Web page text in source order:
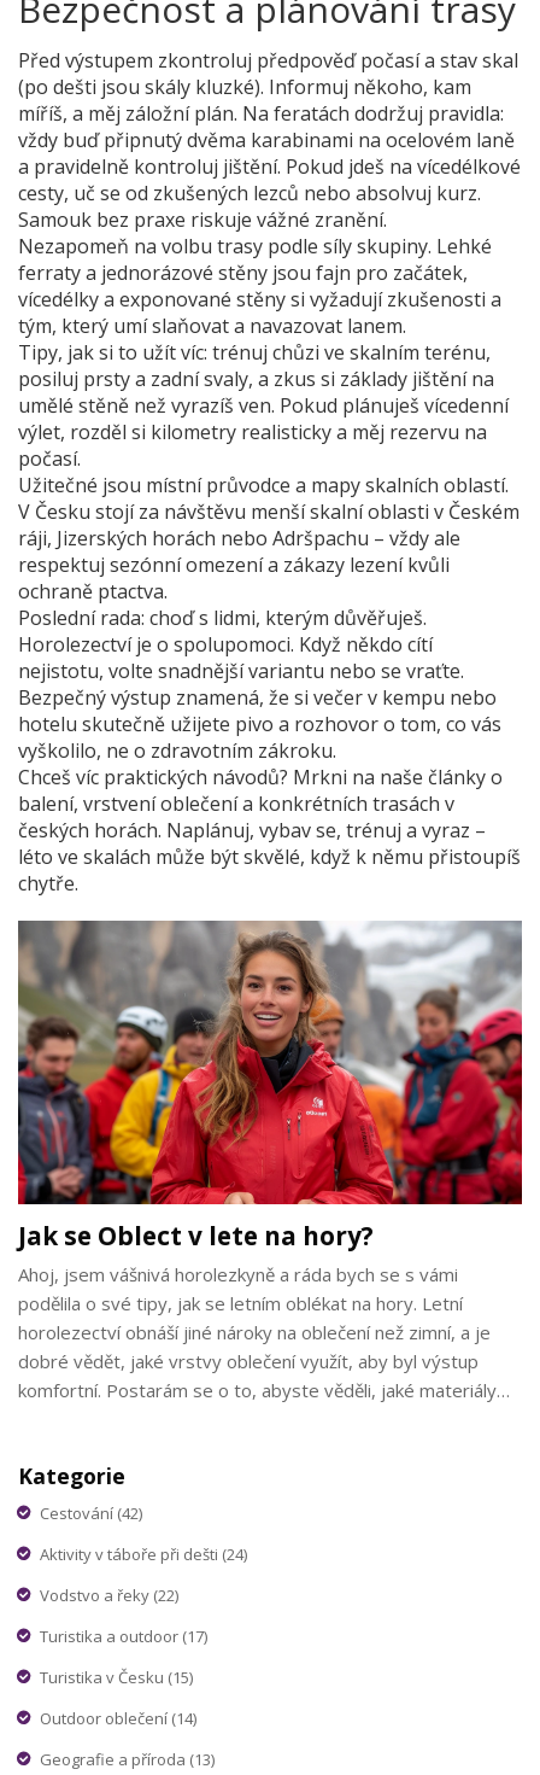
Před výstupem zkontroluj předpověď počasí a stav skal
(po dešti jsou skály kluzké). Informuj někoho, kam
míříš, a měj záložní plán. Na feratách dodržuj pravidla:
vždy buď připnutý dvěma karabinami na ocelovém laně
a pravidelně kontroluj jištění. Pokud jdeš na vícedélkové
cesty, uč se od zkušených lezců nebo absolvuj kurz.
Samouk bez praxe riskuje vážné zranění.
Nezapomeň na volbu trasy podle síly skupiny. Lehké
ferraty a jednorázové stěny jsou fajn pro začátek,
vícedélky a exponované stěny si vyžadují zkušenosti a
tým, který umí slaňovat a navazovat lanem.
Tipy, jak si to užít víc: trénuj chůzi ve skalním terénu,
posiluj prsty a zadní svaly, a zkus si základy jištění na
umělé stěně než vyrazíš ven. Pokud plánuješ vícedenní
výlet, rozděl si kilometry realisticky a měj rezervu na
počasí.
Užitečné jsou místní průvodce a mapy skalních oblastí.
V Česku stojí za návštěvu menší skalní oblasti v Českém
ráji, Jizerských horách nebo Adršpachu – vždy ale
respektuj sezónní omezení a zákazy lezení kvůli
ochraně ptactva.
Poslední rada: choď s lidmi, kterým důvěřuješ.
Horolezectví je o spolupomoci. Když někdo cítí
nejistotu, volte snadnější variantu nebo se vraťte.
Bezpečný výstup znamená, že si večer v kempu nebo
hotelu skutečně užijete pivo a rozhovor o tom, co vás
vyškolilo, ne o zdravotním zákroku.
Chceš víc praktických návodů? Mrkni na naše články o
balení, vrstvení oblečení a konkrétních trasách v
českých horách. Naplánuj, vybav se, trénuj a vyraz –
léto ve skalách může být skvělé, když k němu přistoupíš
chytře.
Jak se Oblect v lete na hory?
Ahoj, jsem vášnivá horolezkyně a ráda bych se s vámi
podělila o své tipy, jak se letním oblékat na hory. Letní
horolezectví obnáší jiné nároky na oblečení než zimní, a je
dobré vědět, jaké vrstvy oblečení využít, aby byl výstup
komfortní. Postarám se o to, abyste věděli, jaké materiály
Kategorie
Cestování (42)
Aktivity v táboře při dešti (24)
Vodstvo a řeky (22)
Turistika a outdoor (17)
Turistika v Česku (15)
Outdoor oblečení (14)
Geografie a příroda (13)